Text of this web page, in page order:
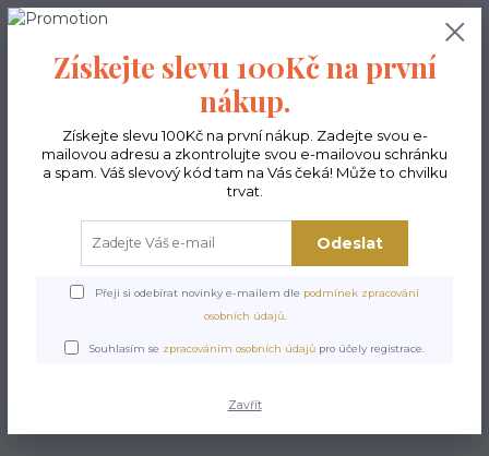
0,00 Kč
Úvod Kabelky ekologické Kabelky malé
Kabelka Pop Jazz
Získejte slevu 100Kč na první
nákup.
Získejte slevu 100Kč na první nákup. Zadejte svou e-
mailovou adresu a zkontrolujte svou e-mailovou schránku
a spam. Váš slevový kód tam na Vás čeká! Může to chvilku
trvat.
Odeslat
Přeji si odebírat novinky e-mailem dle podmínek zpracování
osobních údajů.
Souhlasím se zpracováním osobních údajů pro účely registrace.
Zavřít